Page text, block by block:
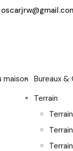
maison Bureaux &
Terrain